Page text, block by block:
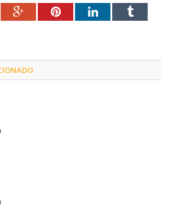
Google+PinterestLinkedInTumblr